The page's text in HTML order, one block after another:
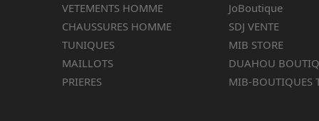
VETEMENTS HOMME
CHAUSSURES HOMME
TUNIQUES
MAILLOTS
PRIERES
JoBoutique
SDJ VENTE
MIB STORE
DUAHOU
MIB-BOUTIQUES